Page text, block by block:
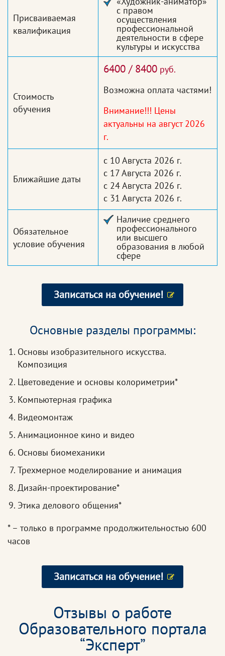
Присваиваемая
квалификация
с правом
осуществления
профессиональной
деятельности в сфере
культуры и искусства
Стоимость
обучения
6400 / 8400 руб.
Возможна оплата частями!
Внимание!!! Цены
актуальны на август 2026
г.
Ближайшие даты
с 10 Августа 2026 г.
с 17 Августа 2026 г.
с 24 Августа 2026 г.
с 31 Августа 2026 г.
Обязательное
условие обучения
Наличие среднего
профессионального
или высшего
образования в любой
сфере
Записаться на обучение!
Основные разделы программы:
Основы изобразительного искусства.
Композиция
Цветоведение и основы колориметрии*
Компьютерная графика
Видеомонтаж
Анимационное кино и видео
Основы биомеханики
Трехмерное моделирование и анимация
Дизайн-проектирование*
Этика делового общения*
* – только в программе продолжительностью 600
часов
Записаться на обучение!
Отзывы о работе
Образовательного портала
“Эксперт”